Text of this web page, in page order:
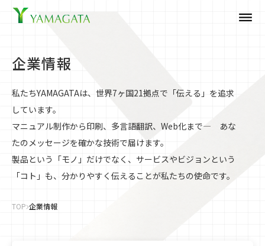
dehaze
企業情報
私たちYAMAGATAは、世界7ヶ国21拠点で「伝える」を追求
しています。
マニュアル制作から印刷、多言語翻訳、Web化まで— あな
たのメッセージを確かな技術で届けます。
製品という「モノ」だけでなく、サービスやビジョンという
「コト」も、分かりやすく伝えることが私たちの使命です。
TOP 企業情報